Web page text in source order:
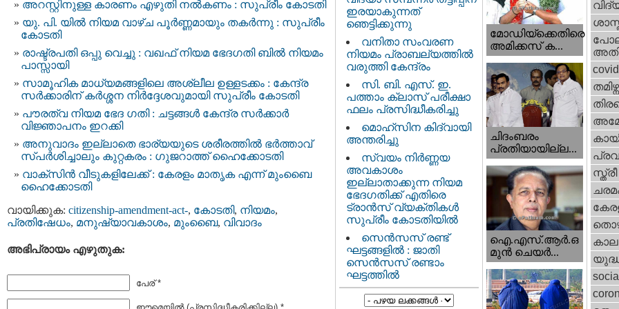
അറസ്റ്റിനുള്ള കാരണം എഴുതി നൽകണം : സുപ്രീം കോടതി
യു. പി. യിൽ നിയമ വാഴ്ച പൂർണ്ണമായും തകർന്നു : സുപ്രീം
കോടതി
രാഷ്ട്രപതി ഒപ്പു വെച്ചു : വഖഫ് നിയമ ഭേദഗതി ബില്‍ നിയമം
പാസ്സായി
സാമൂഹിക മാധ്യമങ്ങളിലെ അശ്ലീല ഉള്ളടക്കം : കേന്ദ്ര
സർക്കാരിന് കർശ്ശന നിർദ്ദേശവുമായി സുപ്രീം കോടതി
പൗരത്വ നിയമ ഭേദ ഗതി : ചട്ടങ്ങള്‍ കേന്ദ്ര സർക്കാർ
വിജ്ഞാപനം ഇറക്കി
അനുവാദം ഇല്ലാതെ ഭാര്യയുടെ ശരീരത്തില്‍ ഭര്‍ത്താവ്
സ്പര്‍ശിച്ചാലും കുറ്റകരം : ഗുജറാത്ത് ഹൈക്കോടതി
വാക്സിന്‍ വീടുകളിലേക്ക് : കേരളം മാതൃക എന്ന് മുംബൈ
ഹൈക്കോടതി
വായിക്കുക: citizenship-amendment-act-, കോടതി, നിയമം,
പ്രതിഷേധം, മനുഷ്യാവകാശം, മുംബൈ, വിവാദം
അഭിപ്രായം എഴുതുക:
പേര് *
ഇരയാകുന്നത്‌
ഞെട്ടിക്കുന്നു
വനിതാ സംവരണ
നിയമം പ്രാബല്യത്തിൽ
വരുത്തി കേന്ദ്രം
സി. ബി. എസ്. ഇ.
പത്താം ക്ലാസ് പരീക്ഷാ
ഫലം പ്രസിദ്ധീകരിച്ചു
മൊഹ്‌സിന കിദ്വായി
അന്തരിച്ചു
സ്വയം നിർണ്ണയ
അവകാശം
ഇല്ലാതാക്കുന്ന നിയമ
ഭേദഗതിക്ക് എതിരെ
ട്രാൻസ് വ്യക്തികൾ
സുപ്രീം കോടതിയിൽ
സെന്‍സസ് രണ്ട്
ഘട്ടങ്ങളിൽ : ജാതി
സെന്‍സസ് രണ്ടാം
ഘട്ടത്തിൽ
മോഡിയ്ക്കെതിരെ
അമിക്കസ് ക...
ചിദംബരം
പ്രതിയായില്ല...
ഐ.എസ്.ആര്‍.ഒ
മുന്‍ ചെയര്‍...